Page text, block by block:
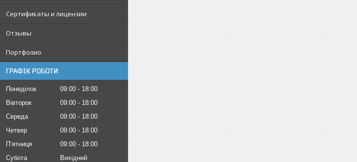
Сертификаты и лицензии
Отзывы
Портфолио
ГРАФІК РОБОТИ
Понеділок 09:00
18:00
Вівторок
09:00
18:00
Середа
09:00
18:00
Четвер
09:00
18:00
Пʼятниця
09:00
18:00
Субота
Вихідний